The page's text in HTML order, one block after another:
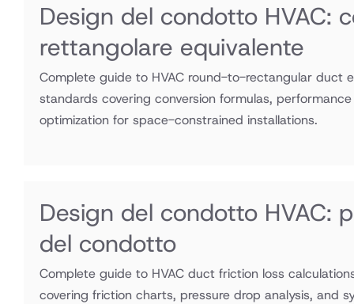
Design del condotto HVAC:
rettangolare equivalente
Complete guide to HVAC round-to-rectangular duct
standards covering conversion formulas,
optimization for space-constrained installations.
Design del condotto HVAC:
del condotto
Complete guide to HVAC duct friction loss
covering friction charts, pressure drop analysis, and